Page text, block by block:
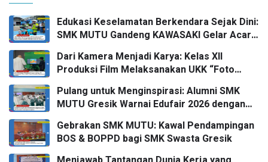
Edukasi Keselamatan Berkendara Sejak Dini:
SMK MUTU Gandeng KAWASAKI Gelar Acara
Dari Kamera Menjadi Karya: Kelas XII
Produksi Film Melaksanakan UKK “Foto
Pulang untuk Menginspirasi: Alumni SMK
MUTU Gresik Warnai Edufair 2026 dengan
Gebrakan SMK MUTU: Kawal Pendampingan
BOS & BOPPD bagi SMK Swasta Gresik